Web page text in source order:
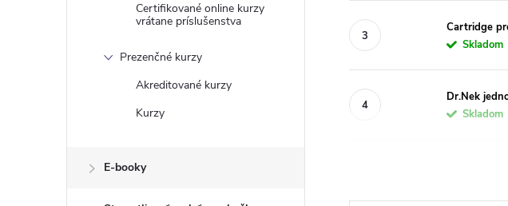
Certifikované online kurzy
vrátane príslušenstva
Prezenčné kurzy
Akreditované kurzy
Kurzy
E-booky
Cartridge
Skladom
Dr.Nek
Skladom